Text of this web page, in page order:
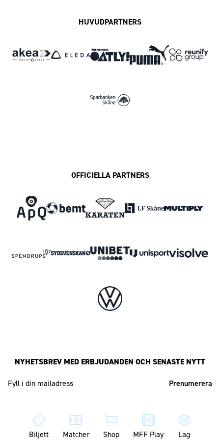
HUVUDPARTNERS
OFFICIELLA PARTNERS
NYHETSBREV MED ERBJUDANDEN OCH SENASTE NYTT
Biljett Matcher Shop MFF Play Lag